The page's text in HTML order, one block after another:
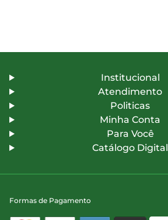
Institucional
Atendimento
Politicas
Minha Conta
Para Você
Catálogo Digital
Formas de Pagamento